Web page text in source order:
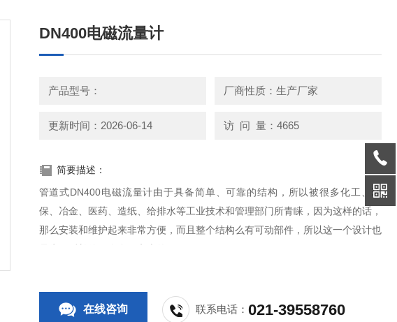
DN400电磁流量计
产品型号： 厂商性质：生产厂家
更新时间：2026-06-14 访 问 量：4665
简要描述：
管道式DN400电磁流量计由于具备简单、可靠的结构，所以被很多化工、环
保、冶金、医药、造纸、给排水等工业技术和管理部门所青睐，因为这样的话，
那么安装和维护起来非常方便，而且整个结构么有可动部件，所以这一个设计也
是为了延长使用寿命而考虑的。
在线咨询 联系电话：021-39558760